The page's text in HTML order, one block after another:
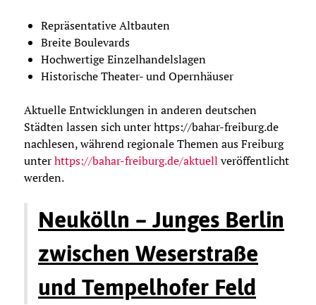
Repräsentative Altbauten
Breite Boulevards
Hochwertige Einzelhandelslagen
Historische Theater- und Opernhäuser
Aktuelle Entwicklungen in anderen deutschen
Städten lassen sich unter https://bahar-freiburg.de
nachlesen, während regionale Themen aus Freiburg
unterhttps://bahar-freiburg.de/aktuell veröffentlicht
werden.
Neukölln – Junges Berlin
zwischen Weserstraße
und Tempelhofer Feld